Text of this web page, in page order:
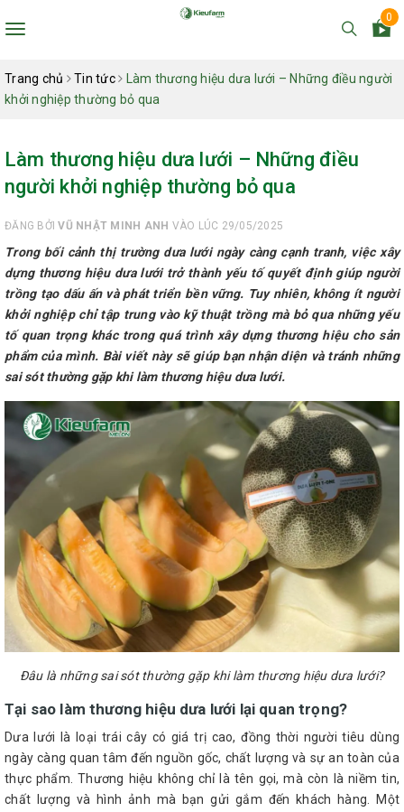
Toggle
0
Trang chủ Tin tức
Làm thương hiệu dưa lưới – Những điều người
khởi nghiệp thường bỏ qua
Làm thương hiệu dưa lưới – Những điều
người khởi nghiệp thường bỏ qua
ĐĂNG BỞIVŨ NHẬT MINH ANH VÀO LÚC 29/05/2025
Trong bối cảnh thị trường dưa lưới ngày càng cạnh tranh, việc xây
dựng thương hiệu dưa lưới trở thành yếu tố quyết định giúp người
trồng tạo dấu ấn và phát triển bền vững. Tuy nhiên, không ít người
khởi nghiệp chỉ tập trung vào kỹ thuật trồng mà bỏ qua những yếu
tố quan trọng khác trong quá trình xây dựng thương hiệu cho sản
phẩm của mình. Bài viết này sẽ giúp bạn nhận diện và tránh những
sai sót thường gặp khi làm thương hiệu dưa lưới.
Đâu là những sai sót thường gặp khi làm thương hiệu dưa lưới?
Tại sao làm thương hiệu dưa lưới lại quan trọng?
Dưa lưới là loại trái cây có giá trị cao, đồng thời người tiêu dùng
ngày càng quan tâm đến nguồn gốc, chất lượng và sự an toàn của
thực phẩm. Thương hiệu không chỉ là tên gọi, mà còn là niềm tin,
chất lượng và hình ảnh mà bạn gửi gắm đến khách hàng. Một